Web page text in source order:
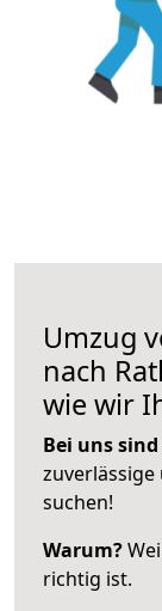
Umzug
nach
wie wir
Bei uns
suchen!
Warum?
richtig ist.